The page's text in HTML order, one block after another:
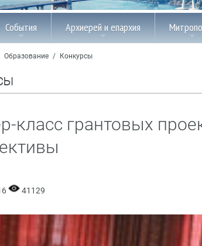
События Архиерей и епархия
Образование / Конкурсы
класс грантовых
41129